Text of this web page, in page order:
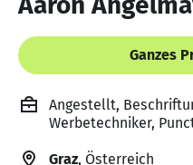
Ganzes
Angestellt,
Werbetechniker,
Graz, Österreich